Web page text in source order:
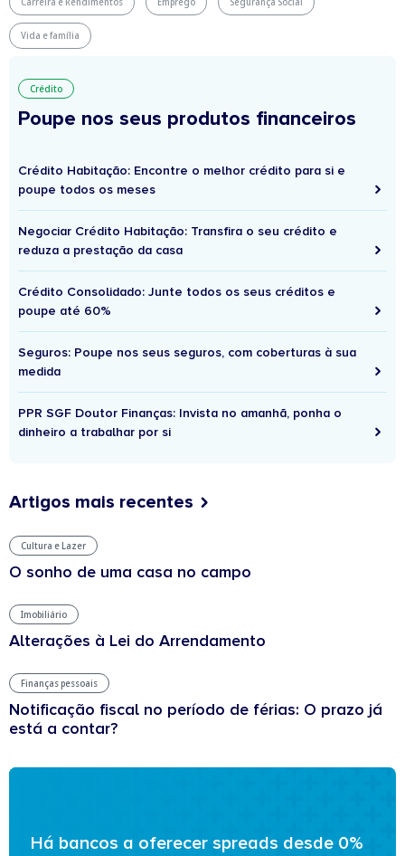
Vida e família
Crédito
Poupe nos seus produtos financeiros
Crédito Habitação: Encontre o melhor crédito para si e
poupe todos os meses
Negociar Crédito Habitação: Transfira o seu crédito e
reduza a prestação da casa
Crédito Consolidado: Junte todos os seus créditos e
poupe até 60%
Seguros: Poupe nos seus seguros, com coberturas à sua
medida
PPR SGF Doutor Finanças: Invista no amanhã, ponha o
dinheiro a trabalhar por si
Artigos mais recentes
Cultura e Lazer
O sonho de uma casa no campo
Imobiliário
Alterações à Lei do Arrendamento
Finanças pessoais
Notificação fiscal no período de férias: O prazo já
está a contar?
Há bancos a oferecer spreads desde 0%